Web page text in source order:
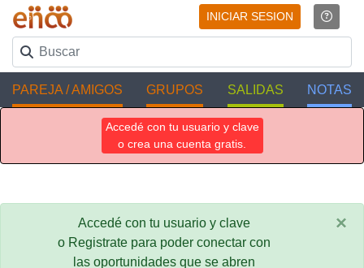
INICIAR SESION
PAREJA / AMIGOS GRUPOS SALIDAS NOTAS
Accedé con tu usuario y clave
o crea una cuenta gratis.
Accedé con tu usuario y clave
o Registrate para poder conectar con
las oportunidades que se abren
×